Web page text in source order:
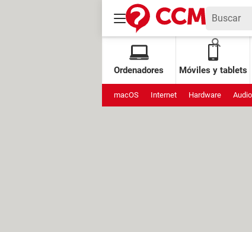
Ordenadores Móviles y tablets
macOS Internet Hardware Audio